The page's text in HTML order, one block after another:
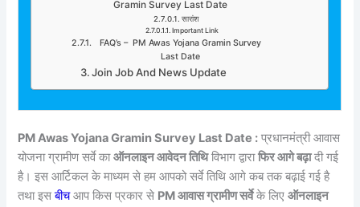
Gramin Survey Last Date
सारांश
Important Link
FAQ’s – PM Awas Yojana Gramin Survey
Last Date
Join Job And News Update
PM Awas Yojana Gramin Survey Last Date : प्रधानमंत्री आवास
योजना ग्रामीण सर्वे काऑनलाइन आवेदन तिथिविभाग द्वाराफिर आगे बढ़ादी गई
है। इस आर्टिकल के माध्यम से हम आपको सर्वे तिथि आगे कब तक बढ़ाई गई है
तथा इसबीचआप किस प्रकार से PM आवास ग्रामीण सर्वेके लिएऑनलाइन